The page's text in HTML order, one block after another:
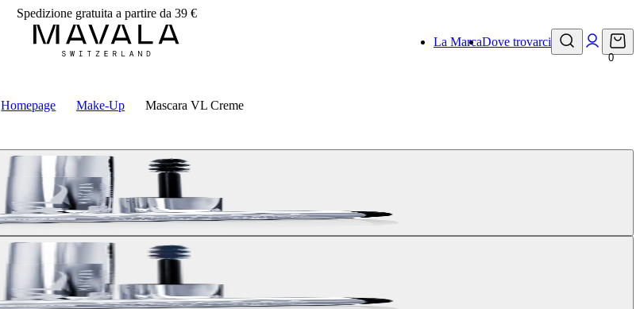
Spedizione gratuita a partire da 39 €
La MarcaDove trovarci
0
Homepage Make-Up Mascara VL Creme